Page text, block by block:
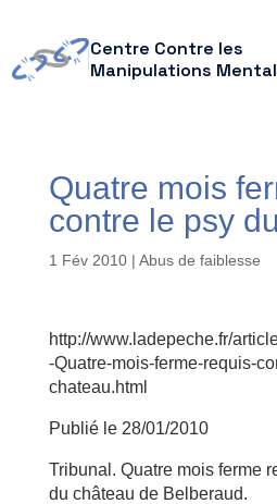
Centre Contre les
Manipulations
Quatre mois
contre le psy
1 Fév 2010| Abus de faiblesse
http://www.ladepeche.fr/
-Quatre-mois-ferme-requis-
chateau.html
Publié le 28/01/2010
Tribunal. Quatre mois ferme
du château de Belberaud.